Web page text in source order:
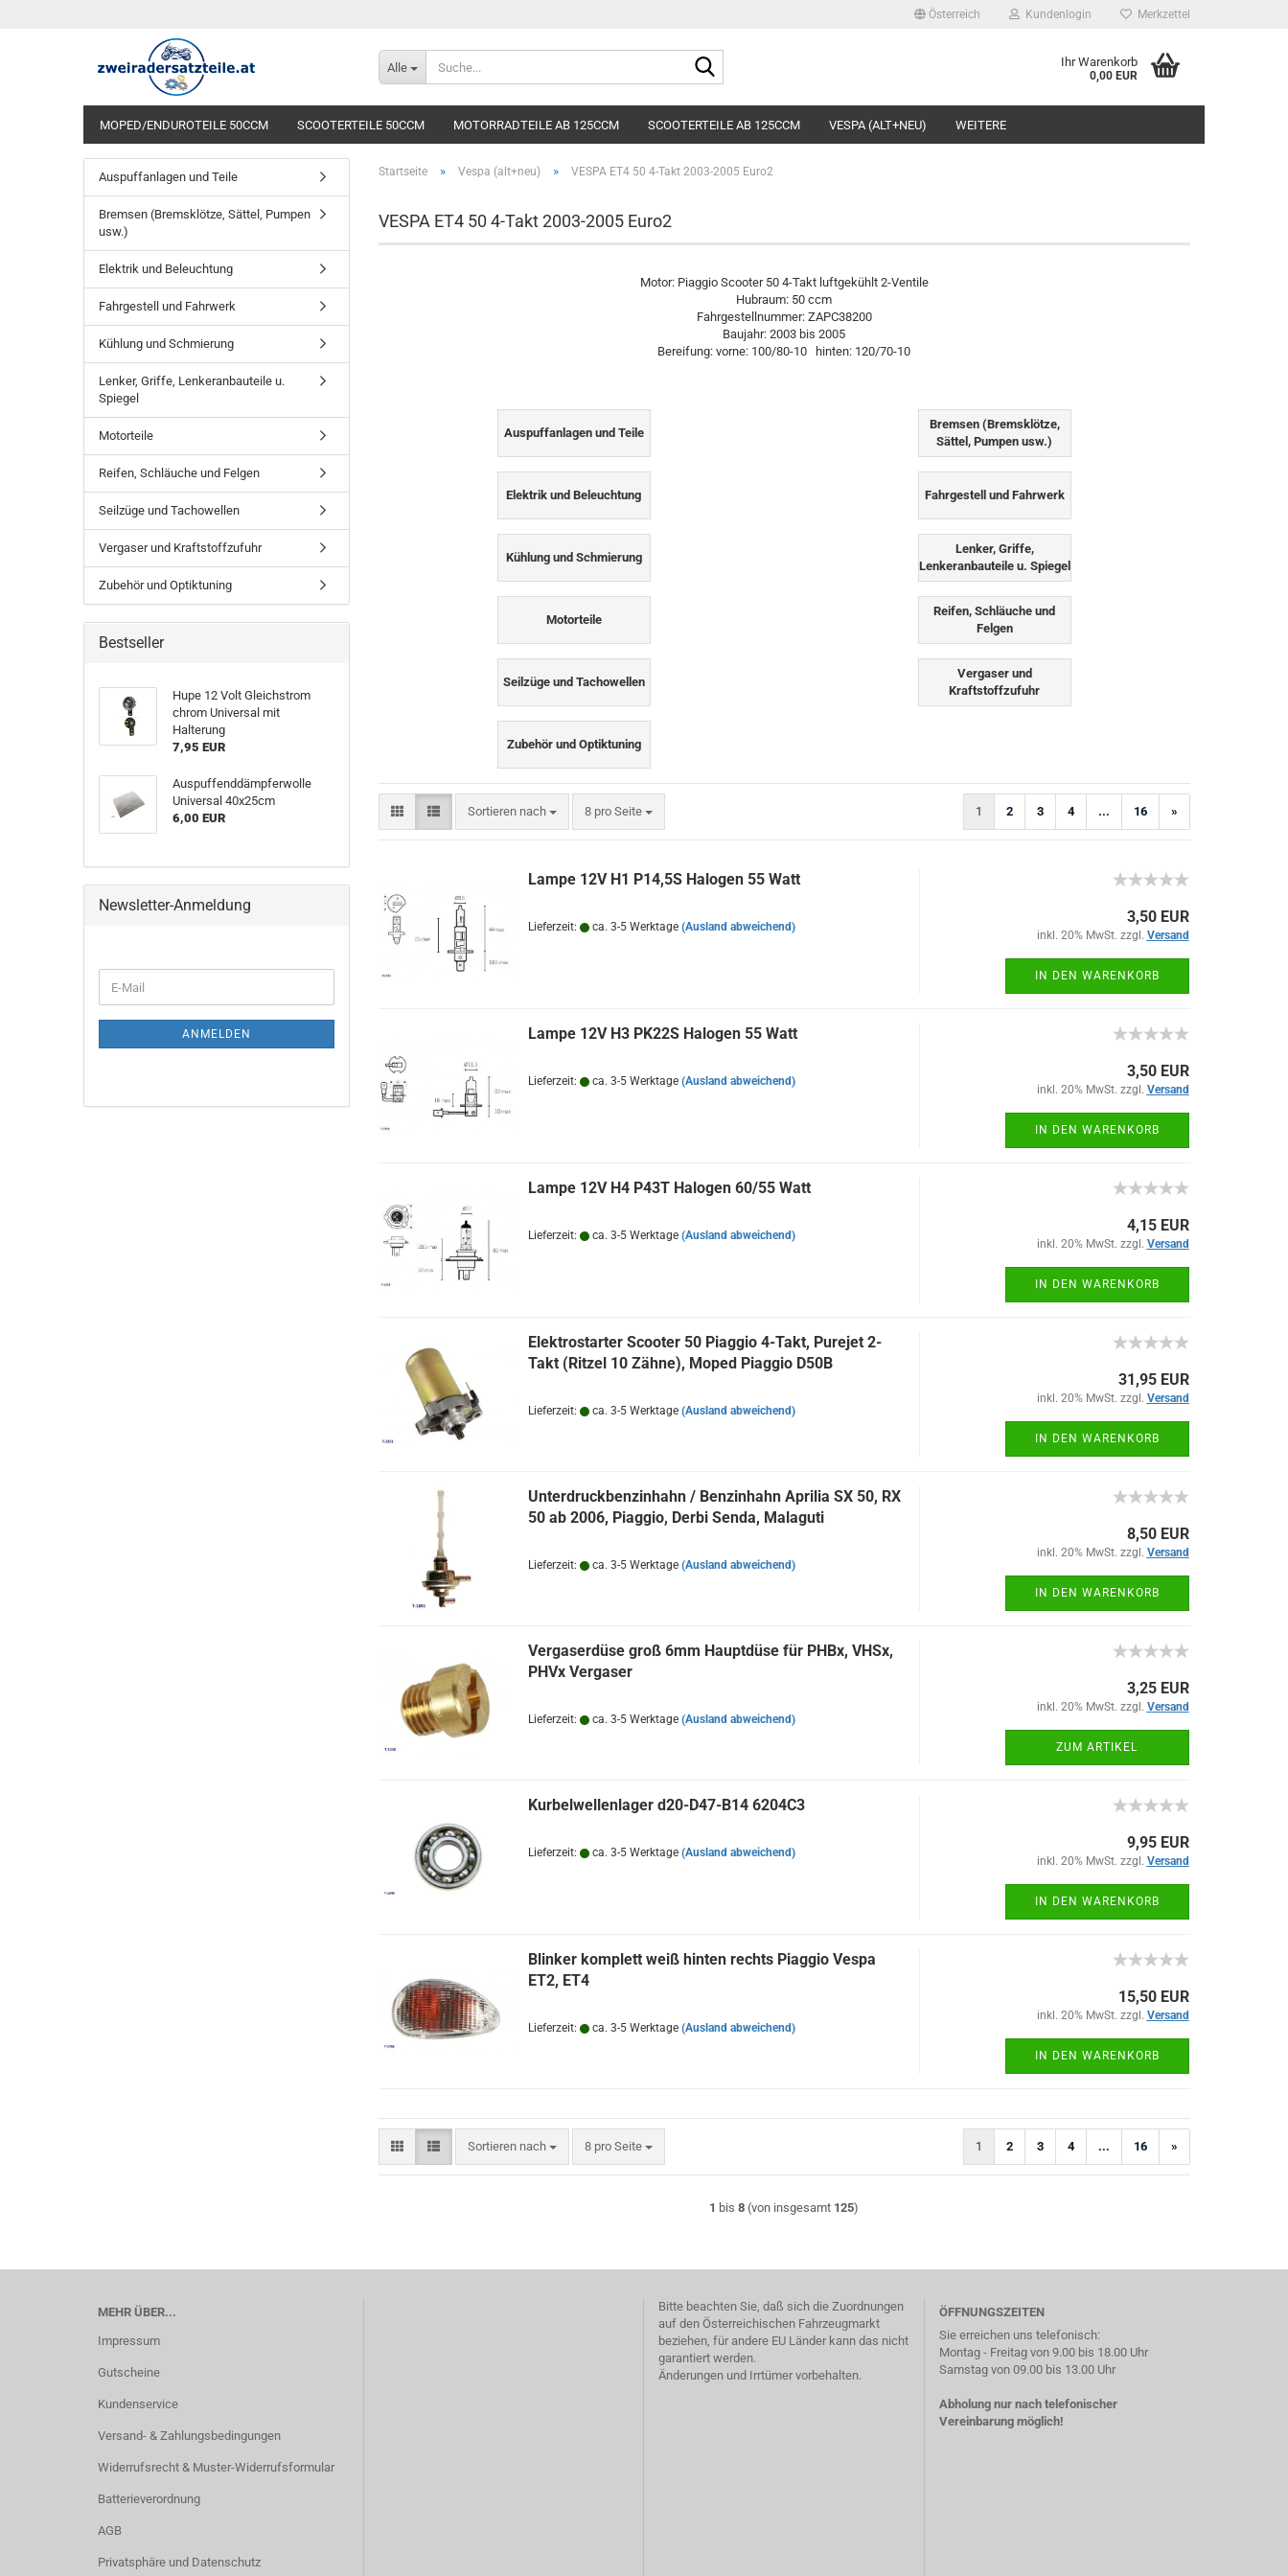
Österreich Kundenlogin
Konto erstellen
Passwort vergessen?
Merkzettel
Alle Ihr Warenkorb
0,00 EUR
MOPED/ENDUROTEILE 50CCM SCOOTERTEILE 50CCM MOTORRADTEILE AB 125CCM SCOOTERTEILE AB 125CCM VESPA (ALT+NEU) WEITERE
Startseite » Vespa (alt+neu) » VESPA ET4 50 4-Takt 2003-2005 Euro2
VESPA ET4 50 4-Takt 2003-2005 Euro2
Motor: Piaggio Scooter 50 4-Takt luftgekühlt 2-Ventile
Hubraum: 50 ccm
Fahrgestellnummer: ZAPC38200
Baujahr: 2003 bis 2005
Bereifung: vorne: 100/80-10 hinten: 120/70-10
Auspuffanlagen und Teile
Bremsen (Bremsklötze,
Sättel, Pumpen usw.)
Elektrik und Beleuchtung Fahrgestell und Fahrwerk
Kühlung und Schmierung
Lenker, Griffe,
Lenkeranbauteile u. Spiegel
Motorteile
Reifen, Schläuche und
Felgen
Seilzüge und Tachowellen
Vergaser und
Kraftstoffzufuhr
Zubehör und Optiktuning
Sortieren nach
Sortieren nach 8 pro Seite
pro Seite 1 2 3 4 ... 16 »
Lampe 12V H1 P14,5S Halogen 55 Watt
Lieferzeit: ca. 3-5 Werktage (Ausland abweichend)
3,50 EUR
inkl. 20% MwSt. zzgl. Versand
IN DEN WARENKORB
Lampe 12V H3 PK22S Halogen 55 Watt
Lieferzeit: ca. 3-5 Werktage (Ausland abweichend)
3,50 EUR
inkl. 20% MwSt. zzgl. Versand
IN DEN WARENKORB
Lampe 12V H4 P43T Halogen 60/55 Watt
Lieferzeit: ca. 3-5 Werktage (Ausland abweichend)
4,15 EUR
inkl. 20% MwSt. zzgl. Versand
IN DEN WARENKORB
Elektrostarter Scooter 50 Piaggio 4-Takt, Purejet 2-
Takt (Ritzel 10 Zähne), Moped Piaggio D50B
Lieferzeit: ca. 3-5 Werktage (Ausland abweichend)
31,95 EUR
inkl. 20% MwSt. zzgl. Versand
IN DEN WARENKORB
Unterdruckbenzinhahn / Benzinhahn Aprilia SX 50, RX
50 ab 2006, Piaggio, Derbi Senda, Malaguti
Lieferzeit: ca. 3-5 Werktage (Ausland abweichend)
8,50 EUR
inkl. 20% MwSt. zzgl. Versand
IN DEN WARENKORB
Vergaserdüse groß 6mm Hauptdüse für PHBx, VHSx,
PHVx Vergaser
Lieferzeit: ca. 3-5 Werktage (Ausland abweichend)
3,25 EUR
inkl. 20% MwSt. zzgl. Versand
ZUM ARTIKEL
Kurbelwellenlager d20-D47-B14 6204C3
Lieferzeit: ca. 3-5 Werktage (Ausland abweichend)
9,95 EUR
inkl. 20% MwSt. zzgl. Versand
IN DEN WARENKORB
Blinker komplett weiß hinten rechts Piaggio Vespa
ET2, ET4
Lieferzeit: ca. 3-5 Werktage (Ausland abweichend)
15,50 EUR
inkl. 20% MwSt. zzgl. Versand
IN DEN WARENKORB
Sortieren nach
Sortieren nach 8 pro Seite
pro Seite 1 2 3 4 ... 16 »
1 bis8 (von insgesamt 125)
Auspuffanlagen und Teile
Bremsen (Bremsklötze, Sättel, Pumpen
usw.)
Elektrik und Beleuchtung
Fahrgestell und Fahrwerk
Kühlung und Schmierung
Lenker, Griffe, Lenkeranbauteile u.
Spiegel
Motorteile
Reifen, Schläuche und Felgen
Seilzüge und Tachowellen
Vergaser und Kraftstoffzufuhr
Zubehör und Optiktuning
Bestseller
Hupe 12 Volt Gleichstrom
chrom Universal mit
Halterung
7,95 EUR
Auspuffenddämpferwolle
Universal 40x25cm
6,00 EUR
Newsletter-Anmeldung
E-
Mail
ANMELDEN
MEHR ÜBER...
Impressum
Gutscheine
Kundenservice
Versand- & Zahlungsbedingungen
Widerrufsrecht & Muster-Widerrufsformular
Batterieverordnung
AGB
Privatsphäre und Datenschutz
Bitte beachten Sie, daß sich die Zuordnungen
auf den Österreichischen Fahrzeugmarkt
beziehen, für andere EU Länder kann das nicht
garantiert werden.
Änderungen und Irrtümer vorbehalten.
ÖFFNUNGSZEITEN
Sie erreichen uns telefonisch:
Montag - Freitag von 9.00 bis 18.00 Uhr
Samstag von 09.00 bis 13.00 Uhr
Abholung nur nach telefonischer
Vereinbarung möglich!